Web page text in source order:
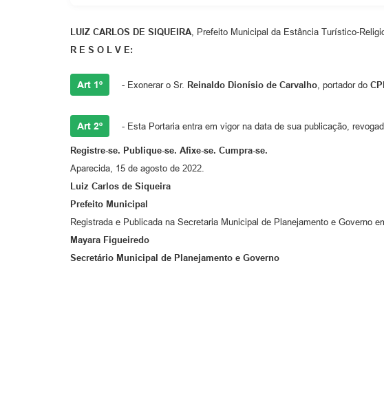
LUIZ CARLOS DE SIQUEIRA , Prefeito Municipal da Estância Turístico-
R E S O L V E:
Art 1º - Exonerar o Sr. Reinaldo Dionísio de Carvalho , portador do
Art 2º - Esta Portaria entra em vigor na data de sua publicação,
Registre-se. Publique-se. Afixe-se. Cumpra-se.
Aparecida, 15 de agosto de 2022.
Luiz Carlos de Siqueira
Prefeito Municipal
Registrada e Publicada na Secretaria Municipal de Planejamento e Governo
Mayara Figueiredo
Secretário Municipal de Planejamento e Governo